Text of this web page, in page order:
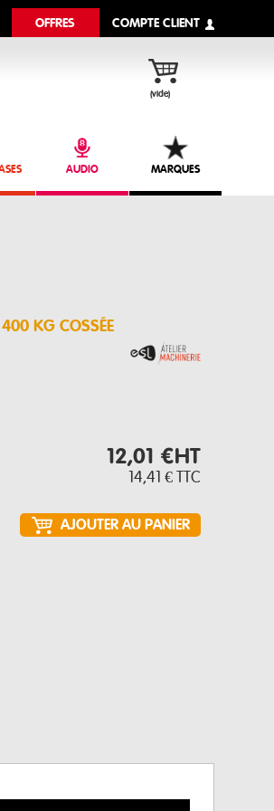
OFFRES COMPTE CLIENT
(vide)
AUDIO MARQUES
KG COSSÉE
12,01 €HT
14,41 € TTC